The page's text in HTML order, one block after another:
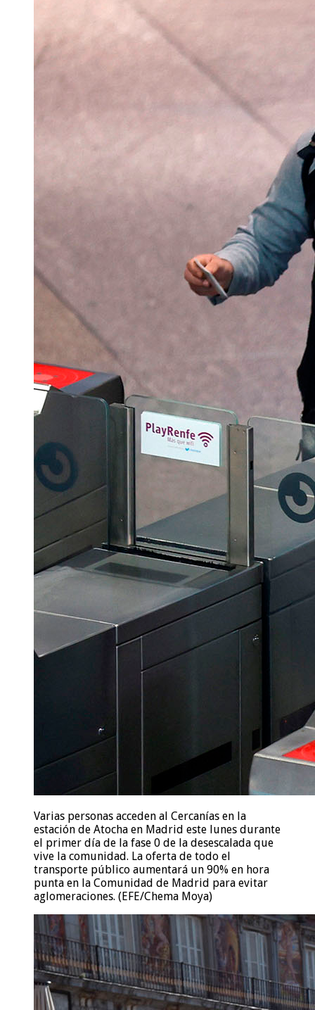
Varias personas acceden al Cercanías en la
estación de Atocha en Madrid este lunes durante
el primer día de la fase 0 de la desescalada que
vive la comunidad. La oferta de todo el
transporte público aumentará un 90% en hora
punta en la Comunidad de Madrid para evitar
aglomeraciones. (EFE/Chema Moya)